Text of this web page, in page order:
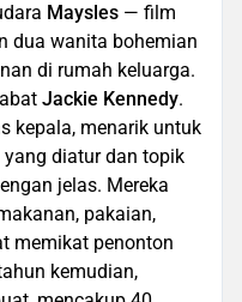
Maysles — film
dua wanita bohemian
di rumah keluarga.
Jackie Kennedy.
kepala, menarik untuk
diatur dan topik
jelas. Mereka
pakaian,
memikat penonton
kemudian,